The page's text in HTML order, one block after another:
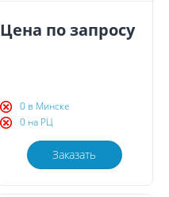
Цена по запросу
0 в Минске
0 на РЦ
Заказать